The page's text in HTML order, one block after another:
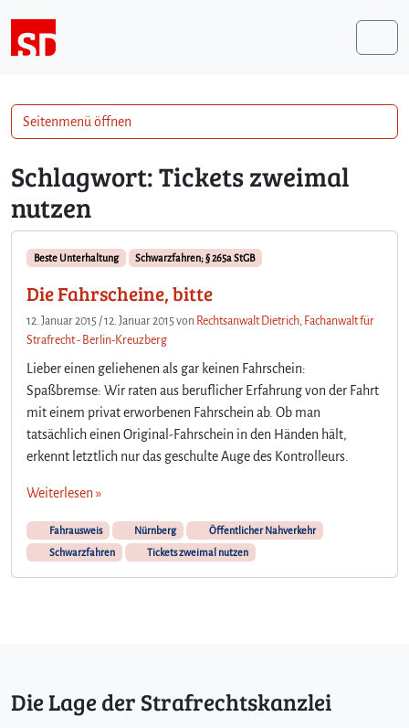
Schlagwort:Tickets zweimal
nutzen
Beste Unterhaltung Schwarzfahren; § 265a StGB
Die Fahrscheine, bitte
12. Januar 2015 /12. Januar 2015von Rechtsanwalt Dietrich, Fachanwalt für
Strafrecht - Berlin-Kreuzberg
Lieber einen geliehenen als gar keinen Fahrschein:
Spaßbremse: Wir raten aus beruflicher Erfahrung von der Fahrt
mit einem privat erworbenen Fahrschein ab. Ob man
tatsächlich einen Original-Fahrschein in den Händen hält,
erkennt letztlich nur das geschulte Auge des Kontrolleurs.
Weiterlesen »
Fahrausweis Nürnberg
Öffentlicher Nahverkehr
Schwarzfahren
Tickets zweimal nutzen
Seitenmenü öffnen
Die Lage der Strafrechtskanzlei